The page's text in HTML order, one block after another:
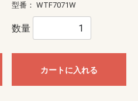
型番： WTF7071W
数量
カートに入れる